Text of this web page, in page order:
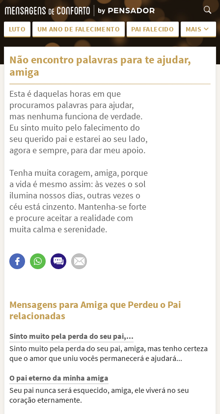
LUTO UM ANO DE FALECIMENTO PAI FALECIDO MAIS
LUTO PARA AMIGA PALAVRAS
SAUDADES DA MÃE PÊSAMES
PÊSAMES PARA AMIGA DESCANSE EM PAZ
MEUS SENTIMENTOS
FRASES DE LUTO PARA AMIGO FIM DE NAMORO
TODAS AS CATEGORIAS
Não encontro palavras para te ajudar,
amiga
Esta é daquelas horas em que
procuramos palavras para ajudar,
mas nenhuma funciona de verdade.
Eu sinto muito pelo falecimento do
seu querido pai e estarei ao seu lado,
agora e sempre, para dar meu apoio.
Tenha muita coragem, amiga, porque
a vida é mesmo assim: às vezes o sol
ilumina nossos dias, outras vezes o
céu está cinzento. Mantenha-se forte
e procure aceitar a realidade com
muita calma e serenidade.
Mensagens para Amiga que Perdeu o Pai
relacionadas
Sinto muito pela perda do seu pai,...
Sinto muito pela perda do seu pai, amiga, mas tenho certeza
que o amor que uniu vocês permanecerá e ajudará...
O pai eterno da minha amiga
Seu pai nunca será esquecido, amiga, ele viverá no seu
coração eternamente.